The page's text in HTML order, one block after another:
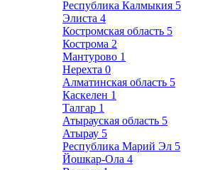
Республика Калмыкия 5
Элиста 4
Костромская область 5
Кострома 2
Мантурово 1
Нерехта 0
Алматинская область 5
Каскелен 1
Талгар 1
Атырауская область 5
Атырау 5
Республика Марий Эл 5
Йошкар-Ола 4